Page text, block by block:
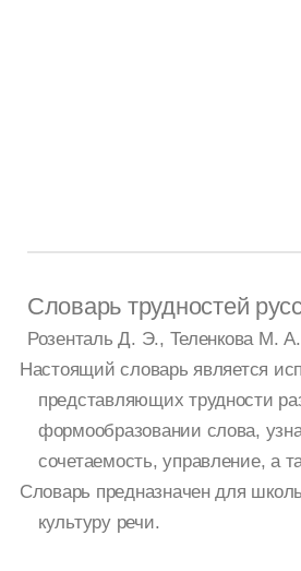
Словарь трудностей
Розенталь Д. Э., Теленкова М. А.
Настоящий словарь является
представляющих трудности
формообразовании слова,
сочетаемость, управление, а
Словарь предназначен для
культуру речи.